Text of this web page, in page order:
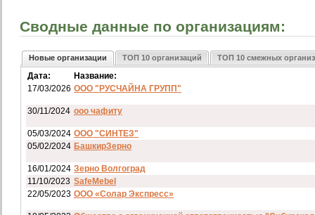
Сводные данные по организациям:
Новые организации ТОП 10 организаций ТОП 10 смежных
Дата:
Название:
17/03/2026 ООО "РУСЧАЙНА ГРУПП"
30/11/2024 ооо чафиту
05/03/2024 ООО "СИНТЕЗ"
05/02/2024 БашкирЗерно
16/01/2024 Зерно Волгоград
11/10/2023 SafeMebel
22/05/2023 ООО «Солар Экспресс»